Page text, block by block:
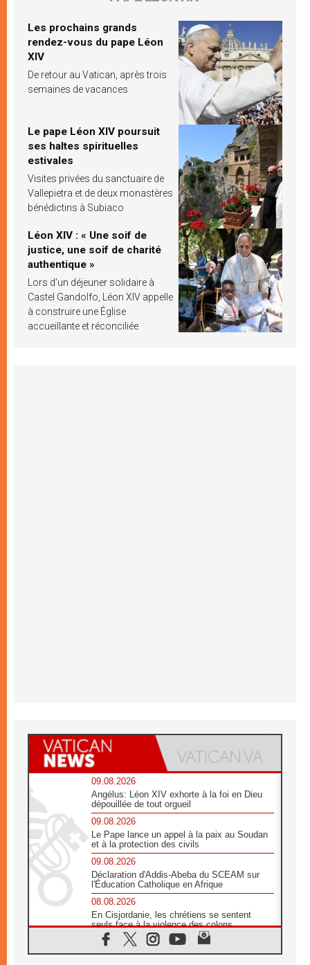
Les prochains grands
rendez-vous du pape Léon
XIV
De retour au Vatican, après trois
semaines de vacances
Le pape Léon XIV poursuit
ses haltes spirituelles
estivales
Visites privées du sanctuaire de
Vallepietra et de deux monastères
bénédictins à Subiaco
Léon XIV : « Une soif de
justice, une soif de charité
authentique »
Lors d’un déjeuner solidaire à
Castel Gandolfo, Léon XIV appelle
à construire une Église
accueillante et réconciliée
09.08.2026
Angélus: Léon XIV exhorte à la foi en Dieu
dépouillée de tout orgueil
09.08.2026
Le Pape lance un appel à la paix au Soudan
et à la protection des civils
09.08.2026
Déclaration d'Addis-Abeba du SCEAM sur
l'Éducation Catholique en Afrique
08.08.2026
En Cisjordanie, les chrétiens se sentent
seuls face à la violence des colons
08.08.2026
Léon XIV au sanctuaire de Notre Dame du